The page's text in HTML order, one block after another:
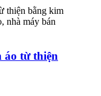
áo từ thiện